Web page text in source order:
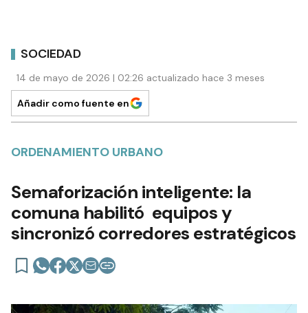
SOCIEDAD
14 de mayo de 2026 | 02:26 actualizado hace 3 meses
Añadir como fuente en
ORDENAMIENTO URBANO
Semaforización inteligente: la
comuna habilitó equipos y
sincronizó corredores estratégicos